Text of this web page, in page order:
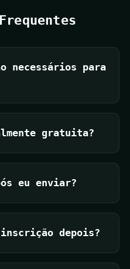
necessários para
gratuita?
eu enviar?
depois?